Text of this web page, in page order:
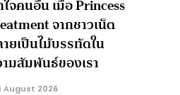
จคนอื่น เมื่อ Princess
จากชาวเน็ต
ยเป็นไม้บรรทัดใน
มสัมพันธ์ของเรา
August 2026